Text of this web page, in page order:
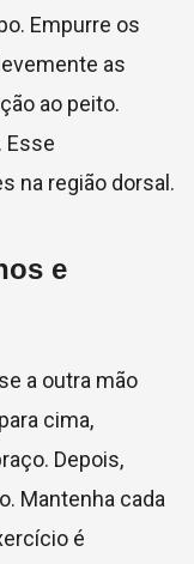
Empurre os
as
ao peito.
. Esse
na região dorsal.
e
a outra mão
cima,
Depois,
Mantenha cada
é